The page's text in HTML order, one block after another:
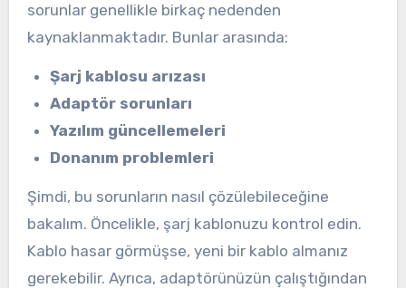
sorunlar genellikle birkaç nedenden
kaynaklanmaktadır. Bunlar arasında:
Şarj kablosu arızası
Adaptör sorunları
Yazılım güncellemeleri
Donanım problemleri
Şimdi, bu sorunların nasıl çözülebileceğine
bakalım. Öncelikle, şarj kablonuzu kontrol edin.
Kablo hasar görmüşse, yeni bir kablo almanız
gerekebilir. Ayrıca, adaptörünüzün çalıştığından